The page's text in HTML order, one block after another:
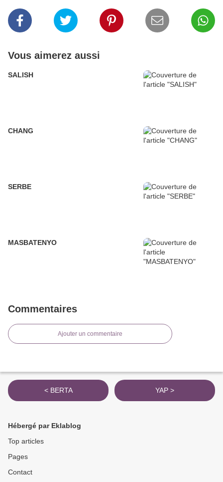
Vous aimerez aussi
SALISH
CHANG
SERBE
MASBATENYO
Commentaires
Ajouter un commentaire
< BERTA YAP >
Hébergé par Eklablog
Top articles
Pages
Contact